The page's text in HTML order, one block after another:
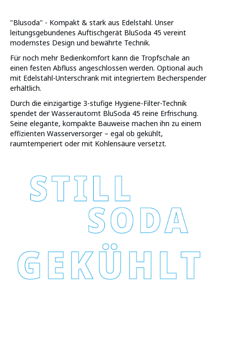
"Blusoda" - Kompakt & stark aus Edelstahl. Unser
leitungsgebundenes Auftischgerät BluSoda 45 vereint
modernstes Design und bewährte Technik.
Für noch mehr Bedienkomfort kann die Tropfschale an
einen festen Abfluss angeschlossen werden. Optional auch
mit Edelstahl-Unterschrank mit integriertem Becherspender
erhältlich.
Durch die einzigartige 3-stufige Hygiene-Filter-Technik
spendet der Wasserautomt BluSoda 45 reine Erfrischung.
Seine elegante, kompakte Bauweise machen ihn zu einem
effizienten Wasserversorger – egal ob gekühlt,
raumtemperiert oder mit Kohlensäure versetzt.